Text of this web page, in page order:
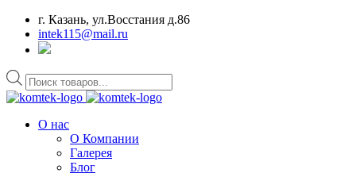
г. Казань, ул.Восстания д.86
intek115@mail.ru
Поиск
товаров
О нас
О Компании
Галерея
Блог